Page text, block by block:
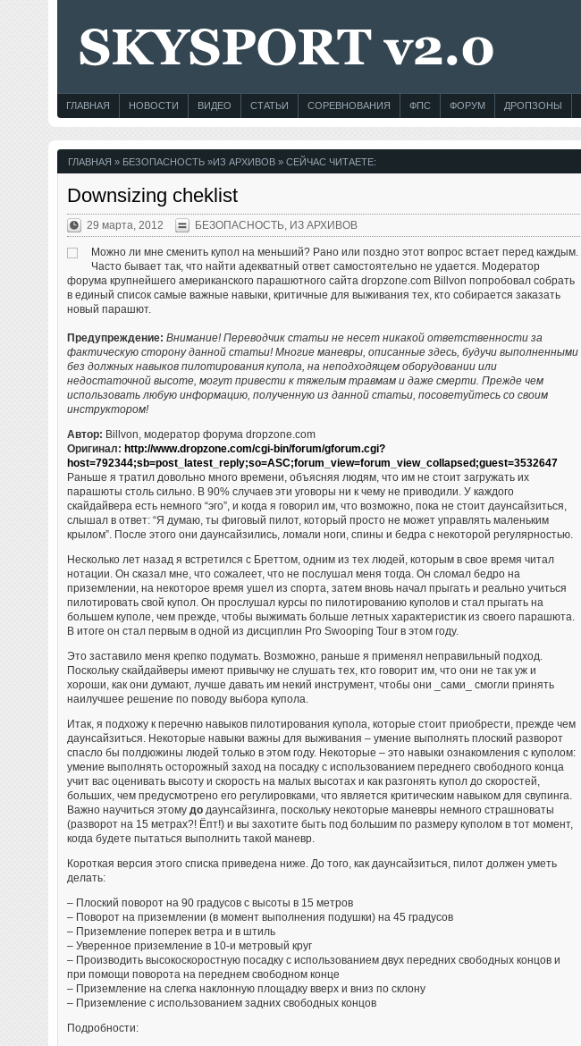
ГЛАВНАЯ НОВОСТИ ВИДЕО СТАТЬИ СОРЕВНОВАНИЯ ФПС ФОРУМ ДРОПЗОНЫ
ГЛАВНАЯ » БЕЗОПАСНОСТЬ»ИЗ АРХИВОВ» СЕЙЧАС ЧИТАЕТЕ:
Downsizing cheklist
29 марта, 2012 БЕЗОПАСНОСТЬ, ИЗ АРХИВОВ
Можно ли мне сменить купол на меньший? Рано или поздно этот вопрос встает перед каждым.
Часто бывает так, что найти адекватный ответ самостоятельно не удается. Модератор
форума крупнейшего американского парашютного сайта dropzone.com Billvon попробовал собрать
в единый список самые важные навыки, критичные для выживания тех, кто собирается заказать
новый парашют.
Предупреждение: Внимание! Переводчик статьи не несет никакой ответственности за
фактическую сторону данной статьи! Многие маневры, описанные здесь, будучи выполненными
без должных навыков пилотирования купола, на неподходящем оборудовании или
недостаточной высоте, могут привести к тяжелым травмам и даже смерти. Прежде чем
использовать любую информацию, полученную из данной статьи, посоветуйтесь со своим
инструктором!
Автор: Billvon, модератор форума dropzone.com
Оригинал: http://www.dropzone.com/cgi-bin/forum/gforum.cgi?
host=792344;sb=post_latest_reply;so=ASC;forum_view=forum_view_collapsed;guest=3532647
Раньше я тратил довольно много времени, объясняя людям, что им не стоит загружать их
парашюты столь сильно. В 90% случаев эти уговоры ни к чему не приводили. У каждого
скайдайвера есть немного “эго”, и когда я говорил им, что возможно, пока не стоит даунсайзиться,
слышал в ответ: “Я думаю, ты фиговый пилот, который просто не может управлять маленьким
крылом”. После этого они даунсайзились, ломали ноги, спины и бедра с некоторой регулярностью.
Несколько лет назад я встретился с Бреттом, одним из тех людей, которым в свое время читал
нотации. Он сказал мне, что сожалеет, что не послушал меня тогда. Он сломал бедро на
приземлении, на некоторое время ушел из спорта, затем вновь начал прыгать и реально учиться
пилотировать свой купол. Он прослушал курсы по пилотированию куполов и стал прыгать на
большем куполе, чем прежде, чтобы выжимать больше летных характеристик из своего парашюта.
В итоге он стал первым в одной из дисциплин Pro Swooping Tour в этом году.
Это заставило меня крепко подумать. Возможно, раньше я применял неправильный подход.
Поскольку скайдайверы имеют привычку не слушать тех, кто говорит им, что они не так уж и
хороши, как они думают, лучше давать им некий инструмент, чтобы они _сами_ смогли принять
наилучшее решение по поводу выбора купола.
Итак, я подхожу к перечню навыков пилотирования купола, которые стоит приобрести, прежде чем
даунсайзиться. Некоторые навыки важны для выживания – умение выполнять плоский разворот
спасло бы полдюжины людей только в этом году. Некоторые – это навыки ознакомления с куполом:
умение выполнять осторожный заход на посадку с использованием переднего свободного конца
учит вас оценивать высоту и скорость на малых высотах и как разгонять купол до скоростей,
больших, чем предусмотрено его регулировками, что является критическим навыком для свупинга.
Важно научиться этому додаунсайзинга, поскольку некоторые маневры немного страшноваты
(разворот на 15 метрах?! Ёпт!) и вы захотите быть под большим по размеру куполом в тот момент,
когда будете пытаться выполнить такой маневр.
Короткая версия этого списка приведена ниже. До того, как даунсайзиться, пилот должен уметь
делать:
– Плоский поворот на 90 градусов с высоты в 15 метров
– Поворот на приземлении (в момент выполнения подушки) на 45 градусов
– Приземление поперек ветра и в штиль
– Уверенное приземление в 10-и метровый круг
– Производить высокоскоростную посадку с использованием двух передних свободных концов и
при помощи поворота на переднем свободном конце
– Приземление на слегка наклонную площадку вверх и вниз по склону
– Приземление с использованием задних свободных концов
Подробности: